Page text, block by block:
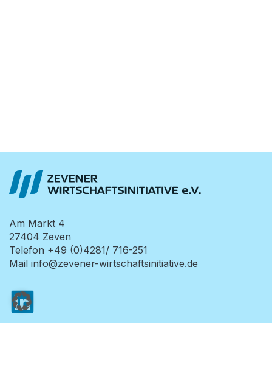
Am Markt 4
27404 Zeven
Telefon +49 (0)4281/ 716-251
Mail info@zevener-wirtschaftsinitiative.de